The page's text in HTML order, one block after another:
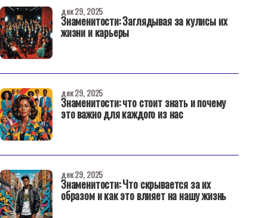
Знаменитости: Заглядывая за кулисы их
жизни и карьеры
дек 29, 2025
Знаменитости: что стоит знать и почему
это важно для каждого из нас
дек 29, 2025
Знаменитости: Что скрывается за их
образом и как это влияет на нашу жизнь
дек 29, 2025